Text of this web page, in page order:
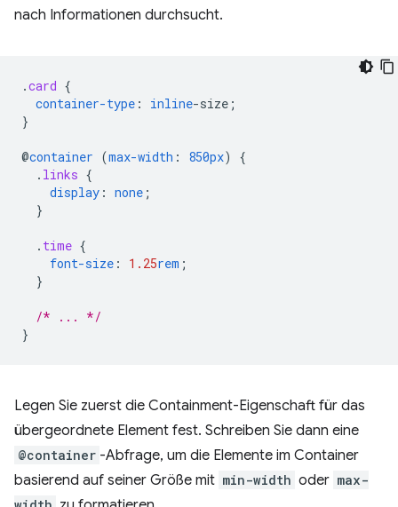
nach Informationen durchsucht.
.card {
container-type : inline-size ;
}
@container (max-width : 850px)
{
. links {
display : none ;
}
. time {
font-size : 1.25rem ;
}
/* ... */
}
Legen Sie zuerst die Containment-Eigenschaft für das
übergeordnete Element fest. Schreiben Sie dann eine
@container -Abfrage, um die Elemente im Container
basierend auf seiner Größe mit min-width oder max-